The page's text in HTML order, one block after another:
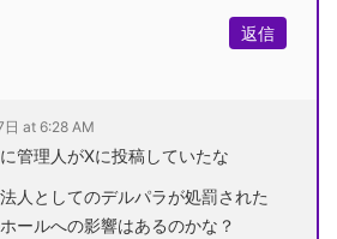
返信
at 6:28 AM
管理人がXに投稿していたな
人としてのデルパラが処罰された
ールへの影響はあるのかな？